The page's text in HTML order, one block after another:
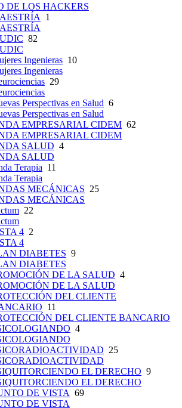
DE LOS HACKERS
1
82
Ingenieras 10
Ingenieras
29
Perspectivas en Salud 6
Perspectivas en Salud
EMPRESARIAL CIDEM 62
EMPRESARIAL CIDEM
SALUD 4
SALUD
Terapia 11
Terapia
MECÁNICAS 25
MECÁNICAS
22
4 2
4
DIABETES 9
DIABETES
DE LA SALUD 4
DE LA SALUD
DEL CLIENTE
11
DEL CLIENTE BANCARIO
4
25
EL DERECHO 9
EL DERECHO
DE VISTA 69
DE VISTA